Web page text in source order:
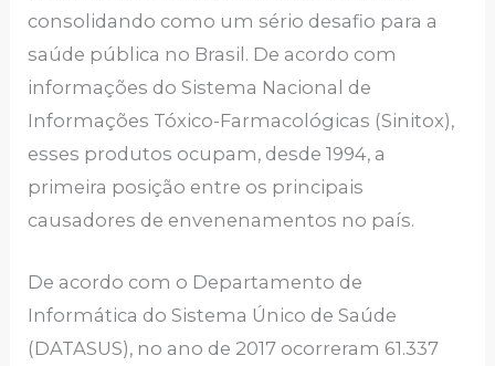
consolidando como um sério desafio para a
saúde pública no Brasil. De acordo com
informações do Sistema Nacional de
Informações Tóxico-Farmacológicas (Sinitox),
esses produtos ocupam, desde 1994, a
primeira posição entre os principais
causadores de envenenamentos no país.
De acordo com o Departamento de
Informática do Sistema Único de Saúde
(DATASUS), no ano de 2017 ocorreram 61.337